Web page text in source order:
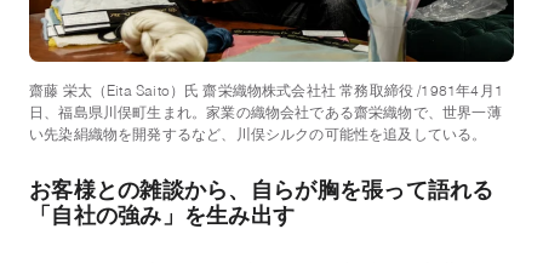
齋藤 栄太（Eita Saito）氏 齋栄織物株式会社社 常務取締役 /1981年4月1
日、福島県川俣町生まれ。家業の織物会社である齋栄織物で、世界一薄
い先染絹織物を開発するなど、川俣シルクの可能性を追及している。
お客様との雑談から、自らが胸を張って語れる
「自社の強み」を生み出す